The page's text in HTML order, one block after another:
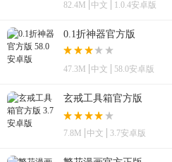
82.4M 中文 1.0.4安卓版
0.1折神器官方版
47.3M 中文 58.0安卓版
玄戒工具箱官方版
7.8M 中文 3.7安卓版